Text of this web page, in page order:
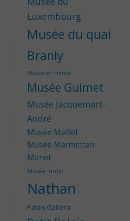
Luxembourg
Musée du quai
Branly
Musée en Herbe
Musée Guimet
Musée Jacquemart-
André
Musée Maillol
Musée Marmottan
Monet
Musée Rodin
Nathan
Palais Galliera